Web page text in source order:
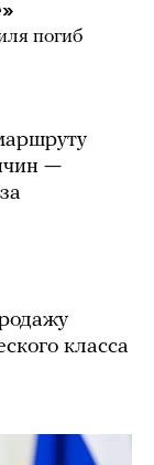
погиб
—
класса